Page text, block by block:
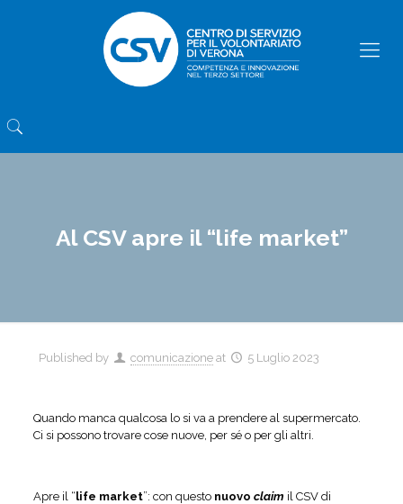
Al CSV apre il “life market”
Published by comunicazione at 5 Luglio 2023
Quando manca qualcosa lo si va a prendere al supermercato.
Ci si possono trovare cose nuove, per sé o per gli altri.
Apre il “life market”: con questo nuovo claim il CSV di